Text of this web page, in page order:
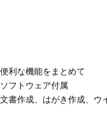
便利な機能をまとめて
ソフトウェア付属
文書作成、はがき作成、ウ